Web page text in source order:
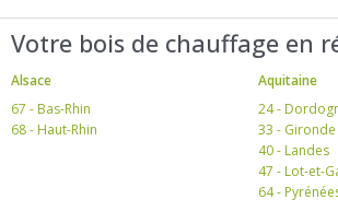
Votre bois de chauffage en
Alsace
67 - Bas-Rhin
68 - Haut-Rhin
Aquitaine
24 -
33 - Gironde
40 - Landes
47 - Lot-et-
64 -